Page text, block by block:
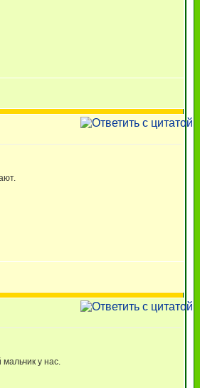
у нас.